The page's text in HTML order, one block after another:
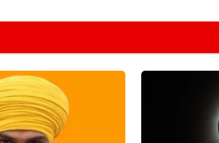
gr
a
m
y
Li
e